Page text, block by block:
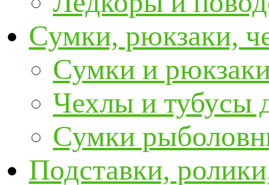
Сумки, рюкзаки,
Сумки и
Чехлы и тубусы
Сумки
Подставки,